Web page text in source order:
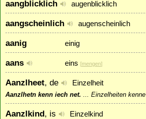
aangblicklich augenblicklich
aangscheinlich augenscheinlich
aanig einig
aans eins [mengen]
Aanzlheet, de Einzelheit
Aanzlhetn kenn iech net. Einzelheiten
Aanzlkind, is Einzelkind